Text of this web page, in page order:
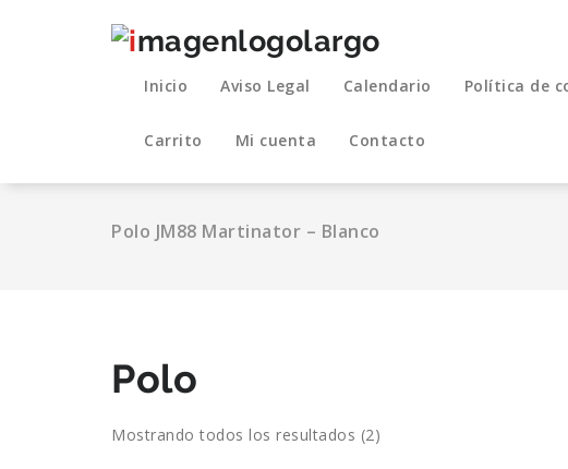
Inicio
Aviso Legal Calendario Política de
Carrito Mi cuenta Contacto
Polo JM88 Martinator – Blanco
Polo
Mostrando todos los resultados (2)